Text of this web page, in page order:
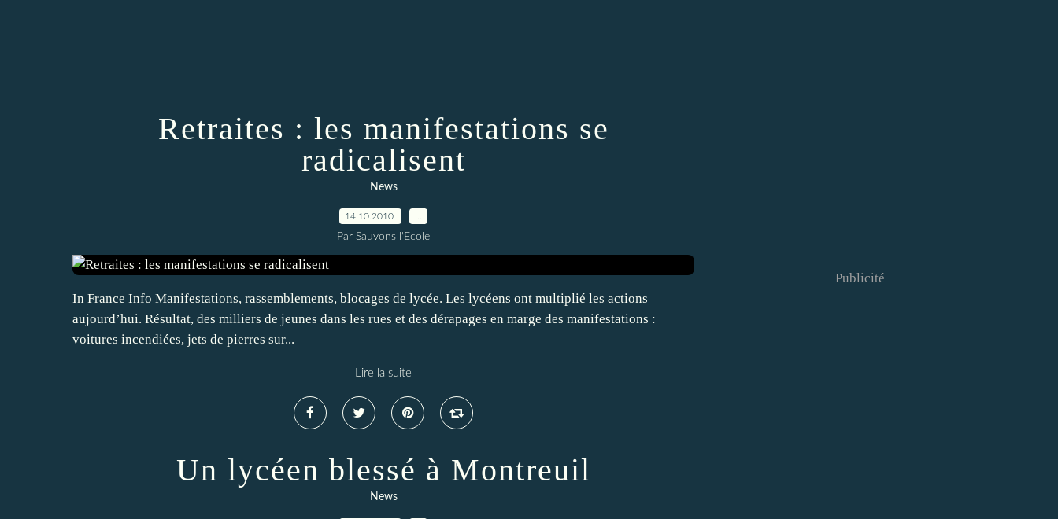
Retraites : les manifestations se
radicalisent
News
14.10.2010
Par Sauvons l'Ecole
In France Info Manifestations, rassemblements, blocages de lycée. Les lycéens ont multiplié les actions
aujourd’hui. Résultat, des milliers de jeunes dans les rues et des dérapages en marge des manifestations :
voitures incendiées, jets de pierres sur...
Lire la suite
Un lycéen blessé à Montreuil
News
Publicité